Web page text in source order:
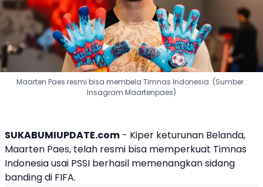
Maarten Paes resmi bisa membela Timnas Indonesia. (Sumber :
Insagram Maartenpaes)
SUKABUMIUPDATE.com - Kiper keturunan Belanda,
Maarten Paes, telah resmi bisa memperkuat Timnas
Indonesia usai PSSI berhasil memenangkan sidang
banding di FIFA.